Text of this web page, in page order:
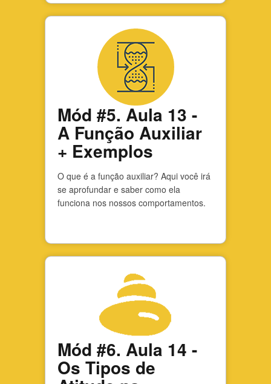
Mód #5. Aula 13 -
A Função Auxiliar
+ Exemplos
O que é a função auxiliar? Aqui você irá
se aprofundar e saber como ela
funciona nos nossos comportamentos.
Mód #6. Aula 14 -
Os Tipos de